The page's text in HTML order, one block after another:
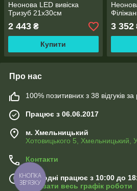
Неонова LED вивіска
Тризуб 21х30cм
2 443 ₴
Купити
3 352
Про нас
100% позитивних з 38 відгуків за
Працює з 06.06.2017
м. Хмельницький
Хотовицького 5, Хмельницький,
Контакти
Сьогодні працює з 10:00 до
Показати весь графік роботи
КНОПКА
ЗВ'ЯЗКУ